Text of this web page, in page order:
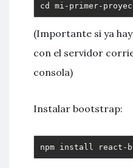
cd mi-primer-
(Importante si ya
con el servidor
consola)
Instalar bootstrap:
npm install react-